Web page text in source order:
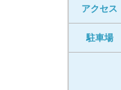
アクセス
駐車場